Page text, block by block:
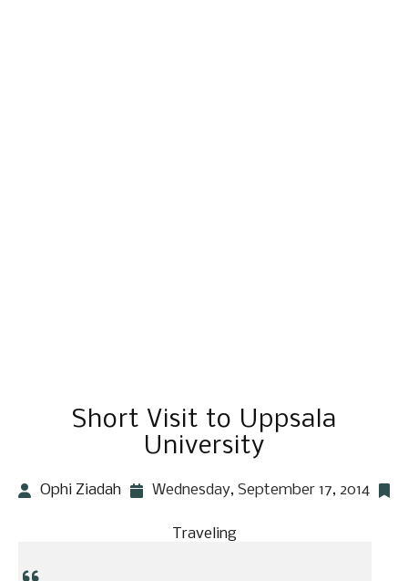
Short Visit to Uppsala
University
Ophi Ziadah Wednesday, September 17, 2014
Traveling